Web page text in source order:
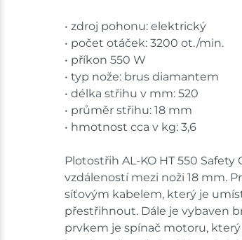
• zdroj pohonu: elektrický
• počet otáček: 3200 ot./min.
• příkon 550 W
• typ nože: brus diamantem
• délka střihu v mm: 520
• průměr střihu: 18 mm
• hmotnost cca v kg: 3,6
Plotostřih AL-KO HT 550
vzdáleností mezi noži 18 mm.
síťovým kabelem, který je
přestřihnout. Dále je vybaven
prvkem je spínač motoru,